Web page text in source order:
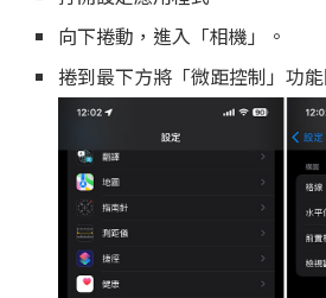
向下捲動，進入「相機」。
捲到最下方將「微距控制」功能